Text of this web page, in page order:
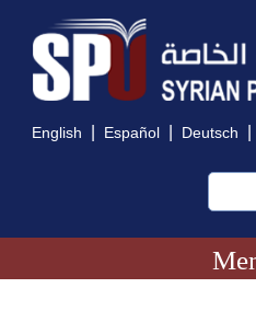
English | Español | Deutsch |